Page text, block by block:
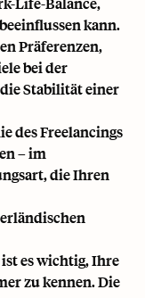
kann.
Präferenzen,
bei der
Stabilität einer
des Freelancings
– im
die Ihren
es wichtig, Ihre
zu kennen. Die